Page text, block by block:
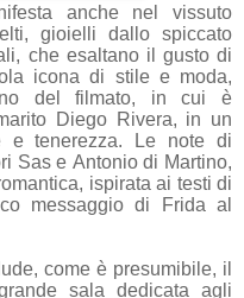
anche nel vissuto
gioielli dallo spiccato
che esaltano il gusto di
icona di stile e moda,
del filmato, in cui è
Diego Rivera, in un
e tenerezza. Le note di
Sas e Antonio di Martino,
ispirata ai testi di
messaggio di Frida al
come è presumibile, il
sala dedicata agli